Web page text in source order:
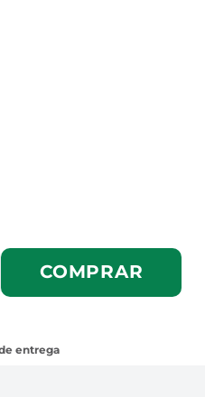
com cor Marrom
similar com cor Preta
COMPRAR